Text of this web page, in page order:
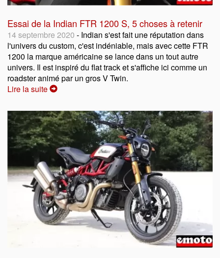
Essai de la Indian FTR 1200 S, 5 choses à retenir
14 septembre 2020 - Indian s'est fait une réputation dans
l'univers du custom, c'est indéniable, mais avec cette FTR
1200 la marque américaine se lance dans un tout autre
univers. Il est inspiré du flat track et s'affiche ici comme un
roadster animé par un gros V Twin.
Lire la suite